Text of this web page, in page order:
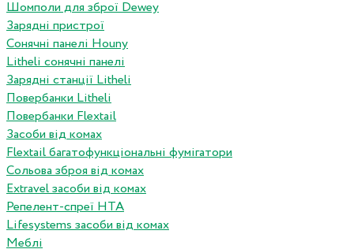
Шомполи для зброї Dewey
Зарядні пристрої
Сонячні панелі Houny
Litheli сонячні панелі
Зарядні станції Litheli
Повербанки Litheli
Повербанки Flextail
Засоби від комах
Flextail багатофункціональні фумігатори
Сольова зброя від комах
Extravel засоби від комах
Репелент-спреї HTA
Lifesystems засоби від комах
Меблі